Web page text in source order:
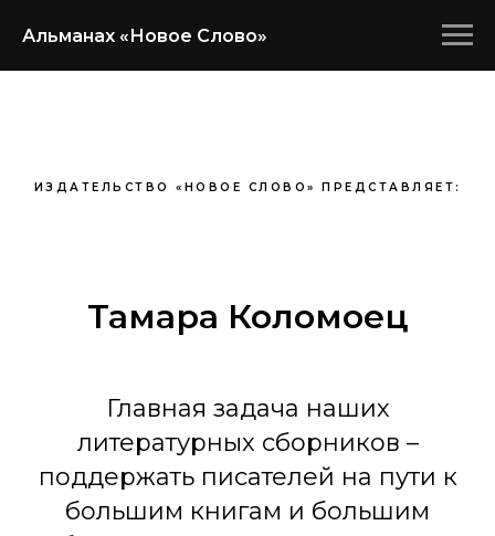
Альманах «Новое Слово»
ИЗДАТЕЛЬСТВО «НОВОЕ СЛОВО» ПРЕДСТАВЛЯЕТ:
Тамара Коломоец
Главная задача наших
литературных сборников –
поддержать писателей на пути к
большим книгам и большим